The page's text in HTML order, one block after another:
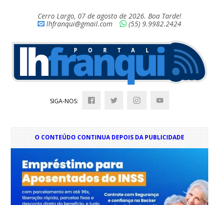
Cerro Largo, 07 de agosto de 2026. Boa Tarde!
lhfranqui@gmail.com
(55) 9.9982.2424
SIGA-NOS:
O CONTEÚDO CONTINUA DEPOIS DA PUBLICIDADE